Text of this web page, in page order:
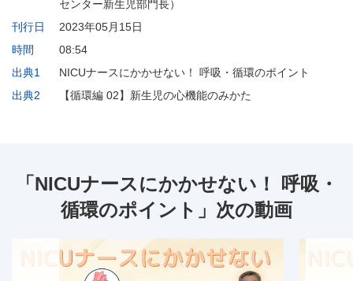
センター新生児部門長）
刊行日
2023年05月15日
時間
08:54
出典1
NICUナースにかかせない！ 呼吸・循環のポイント
出典2
【循環編 02】新生児の心機能のみかた
「NICUナースにかかせない！ 呼吸・
循環のポイント」次の動画